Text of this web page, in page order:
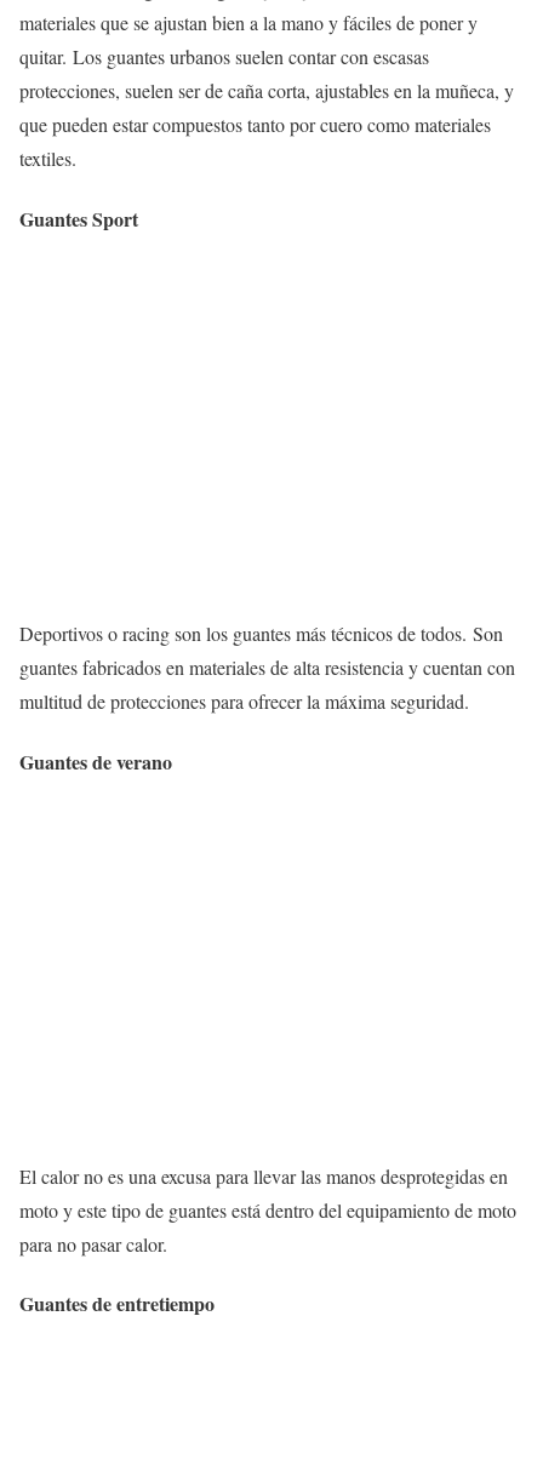
materiales que se ajustan bien a la mano y fáciles de poner y
quitar. Los guantes urbanos suelen contar con escasas
protecciones, suelen ser de caña corta, ajustables en la muñeca, y
que pueden estar compuestos tanto por cuero como materiales
textiles.
Guantes Sport
Deportivos o racing son los guantes más técnicos de todos. Son
guantes fabricados en materiales de alta resistencia y cuentan con
multitud de protecciones para ofrecer la máxima seguridad.
Guantes de verano
El calor no es una excusa para llevar las manos desprotegidas en
moto y este tipo de guantes está dentro del equipamiento de moto
para no pasar calor.
Guantes de entretiempo